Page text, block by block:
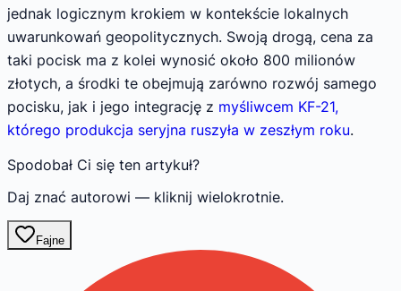
jednak logicznym krokiem w kontekście lokalnych
uwarunkowań geopolitycznych. Swoją drogą, cena za
taki pocisk ma z kolei wynosić około 800 milionów
złotych, a środki te obejmują zarówno rozwój samego
pocisku, jak i jego integrację z myśliwcem KF-21,
którego produkcja seryjna ruszyła w zeszłym roku.
Spodobał Ci się ten artykuł?
Daj znać autorowi — kliknij wielokrotnie.
Fajne